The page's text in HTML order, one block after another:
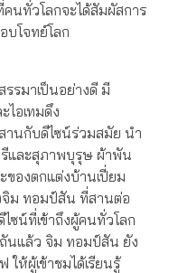
คนทั่วโลกจะได้สัมผัสการ
โจทย์โลก
รมาเป็นอย่างดี มี
ไอเทมดึง
านกับดีไซน์ร่วมสมัย นำ
และสุภาพบุรุษ ผ้าพัน
ของตกแต่งบ้านเปี่ยม
ม ทอมป์สัน ที่สานต่อ
ซน์ที่เข้าถึงผู้คนทั่วโลก
นแล้ว จิม ทอมป์สัน ยัง
ห้ผู้เข้าชมได้เรียนรู้